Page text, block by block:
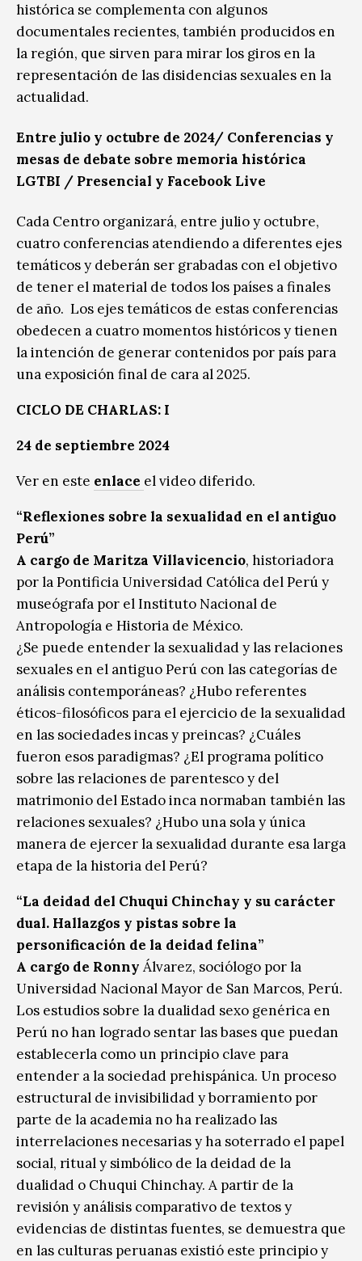
histórica se complementa con algunos
documentales recientes, también producidos en
la región, que sirven para mirar los giros en la
representación de las disidencias sexuales en la
actualidad.
Entre julio y octubre de 2024/ Conferencias y
mesas de debate sobre memoria histórica
LGTBI / Presencial y Facebook Live
Cada Centro organizará, entre julio y octubre,
cuatro conferencias atendiendo a diferentes ejes
temáticos y deberán ser grabadas con el objetivo
de tener el material de todos los países a finales
de año. Los ejes temáticos de estas conferencias
obedecen a cuatro momentos históricos y tienen
la intención de generar contenidos por país para
una exposición final de cara al 2025.
CICLO DE CHARLAS: I
24 de septiembre 2024
Ver en este enlace el video diferido.
“Reflexiones sobre la sexualidad en el antiguo
Perú”
A cargo de Maritza Villavicencio, historiadora
por la Pontificia Universidad Católica del Perú y
museógrafa por el Instituto Nacional de
Antropología e Historia de México.
¿Se puede entender la sexualidad y las relaciones
sexuales en el antiguo Perú con las categorías de
análisis contemporáneas? ¿Hubo referentes
éticos-filosóficos para el ejercicio de la sexualidad
en las sociedades incas y preincas? ¿Cuáles
fueron esos paradigmas? ¿El programa político
sobre las relaciones de parentesco y del
matrimonio del Estado inca normaban también las
relaciones sexuales? ¿Hubo una sola y única
manera de ejercer la sexualidad durante esa larga
etapa de la historia del Perú?
“La deidad del Chuqui Chinchay y su carácter
dual. Hallazgos y pistas sobre la
personificación de la deidad felina”
A cargo de Ronny Álvarez, sociólogo por la
Universidad Nacional Mayor de San Marcos, Perú.
Los estudios sobre la dualidad sexo genérica en
Perú no han logrado sentar las bases que puedan
establecerla como un principio clave para
entender a la sociedad prehispánica. Un proceso
estructural de invisibilidad y borramiento por
parte de la academia no ha realizado las
interrelaciones necesarias y ha soterrado el papel
social, ritual y simbólico de la deidad de la
dualidad o Chuqui Chinchay. A partir de la
revisión y análisis comparativo de textos y
evidencias de distintas fuentes, se demuestra que
en las culturas peruanas existió este principio y